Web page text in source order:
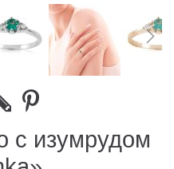
с изумрудом